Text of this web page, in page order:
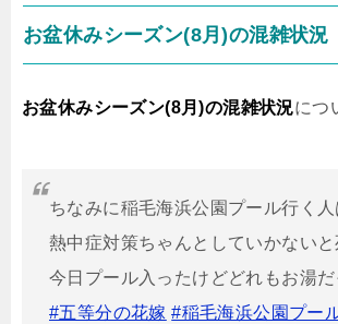
お盆休みシーズン(8月)の混雑状況
お盆休みシーズン(8月)の混雑状況につ
ちなみに稲毛海浜公園プール行く
熱中症対策ちゃんとしていかないと
今日プール入ったけどどれもお湯だ
#五等分の花嫁 #稲毛海浜公園プー